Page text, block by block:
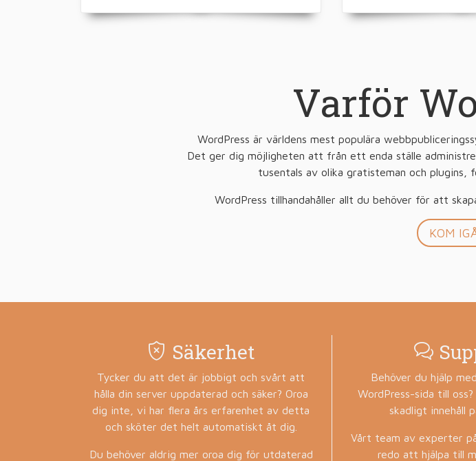
Varför
WordPress är världens mest populära
Det ger dig möjligheten att från ett enda ställe
tusentals av olika gratisteman och plugins,
WordPress tillhandahåller allt du behöver för att
KOM
Säkerhet
Tycker du att det är jobbigt och svårt att
hålla din server uppdaterad och säker? Oroa
dig inte, vi har flera års erfarenhet av detta
och sköter det helt automatiskt åt dig.
Du behöver aldrig mer oroa dig för utdaterad
Behöver du hjälp
WordPress-sida till
skadligt innehåll
Vårt team av experter
redo att hjälpa till